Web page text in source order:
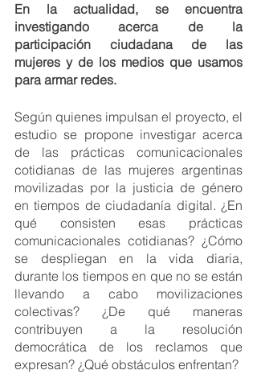
En la actualidad, se encuentra
investigando acerca de la
participación ciudadana de las
mujeres y de los medios que usamos
para armar redes.
Según quienes impulsan el proyecto, el
estudio se propone investigar acerca
de las prácticas comunicacionales
cotidianas de las mujeres argentinas
movilizadas por la justicia de género
en tiempos de ciudadanía digital. ¿En
qué consisten esas prácticas
comunicacionales cotidianas? ¿Cómo
se despliegan en la vida diaria,
durante los tiempos en que no se están
llevando a cabo movilizaciones
colectivas? ¿De qué maneras
contribuyen a la resolución
democrática de los reclamos que
expresan? ¿Qué obstáculos enfrentan?